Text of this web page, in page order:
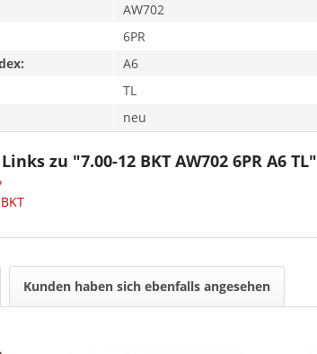
AW702
6PR
A6
TL
neu
zu "7.00-12 BKT AW702 6PR A6 TL"
Kunden haben sich ebenfalls angesehen